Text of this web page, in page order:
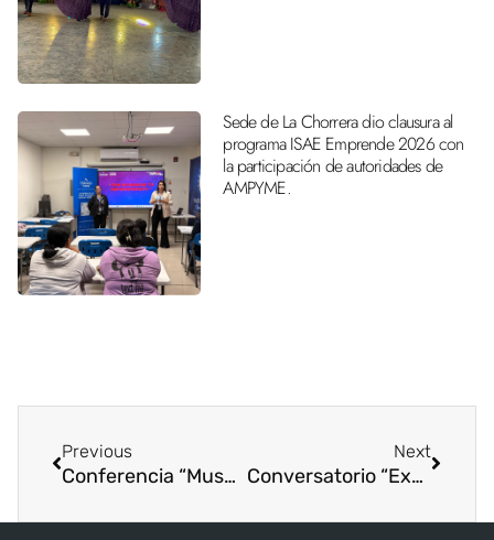
Sede de La Chorrera dio clausura al
programa ISAE Emprende 2026 con
la participación de autoridades de
AMPYME.
Previous
Conferencia “Museos como motor de turismo y cultura”
Next
Conversatorio “Experiencias Museísticas”